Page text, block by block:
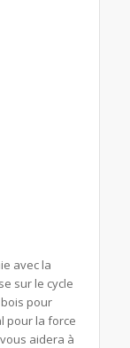
avec la
sur le cycle
pour
pour la force
aidera à